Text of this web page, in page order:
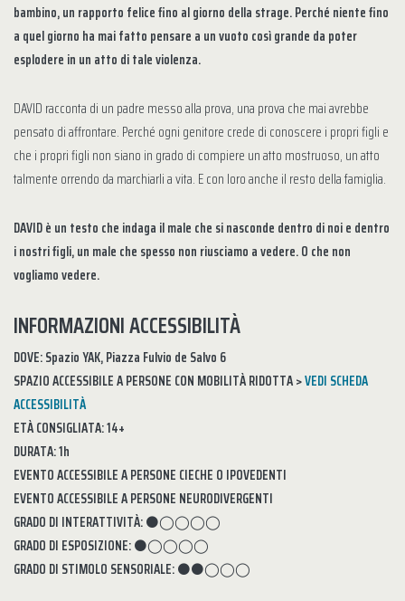
bambino, un rapporto felice fino al giorno della strage. Perché niente fino
a quel giorno ha mai fatto pensare a un vuoto così grande da poter
esplodere in un atto di tale violenza.
DAVID racconta di un padre messo alla prova, una prova che mai avrebbe
pensato di affrontare. Perché ogni genitore crede di conoscere i propri figli e
che i propri figli non siano in grado di compiere un atto mostruoso, un atto
talmente orrendo da marchiarli a vita. E con loro anche il resto della famiglia.
DAVID è un testo che indaga il male che si nasconde dentro di noi e dentro
i nostri figli, un male che spesso non riusciamo a vedere. O che non
vogliamo vedere.
INFORMAZIONI ACCESSIBILITÀ
DOVE: Spazio YAK, Piazza Fulvio de Salvo 6
SPAZIO ACCESSIBILE A PERSONE CON MOBILITÀ RIDOTTA >VEDI SCHEDA
ACCESSIBILITÀ
ETÀ CONSIGLIATA: 14+
DURATA: 1h
EVENTO ACCESSIBILE A PERSONE CIECHE O IPOVEDENTI
EVENTO ACCESSIBILE A PERSONE NEURODIVERGENTI
GRADO DI INTERATTIVITÀ:⚫◯◯◯◯
GRADO DI ESPOSIZIONE:⚫◯◯◯◯
GRADO DI STIMOLO SENSORIALE:⚫⚫◯◯◯